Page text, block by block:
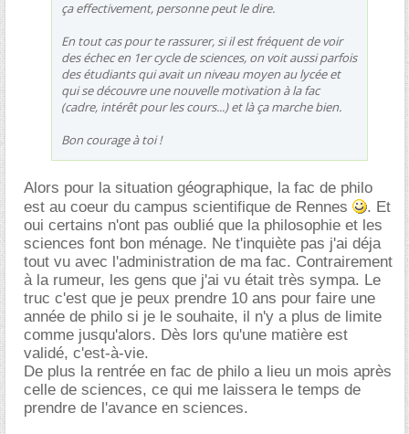
ça effectivement, personne peut le dire.
En tout cas pour te rassurer, si il est fréquent de voir
des échec en 1er cycle de sciences, on voit aussi parfois
des étudiants qui avait un niveau moyen au lycée et
qui se découvre une nouvelle motivation à la fac
(cadre, intérêt pour les cours...) et là ça marche bien.
Bon courage à toi !
Alors pour la situation géographique, la fac de philo
est au coeur du campus scientifique de Rennes
. Et
oui certains n'ont pas oublié que la philosophie et les
sciences font bon ménage. Ne t'inquiète pas j'ai déja
tout vu avec l'administration de ma fac. Contrairement
à la rumeur, les gens que j'ai vu était très sympa. Le
truc c'est que je peux prendre 10 ans pour faire une
année de philo si je le souhaite, il n'y a plus de limite
comme jusqu'alors. Dès lors qu'une matière est
validé, c'est-à-vie.
De plus la rentrée en fac de philo a lieu un mois après
celle de sciences, ce qui me laissera le temps de
prendre de l'avance en sciences.